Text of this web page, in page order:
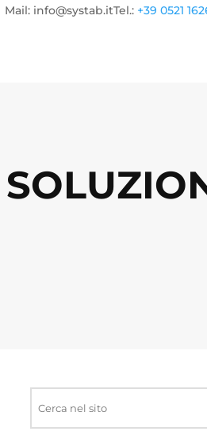
Tel.: +39 0521
Mail: info@systab.it